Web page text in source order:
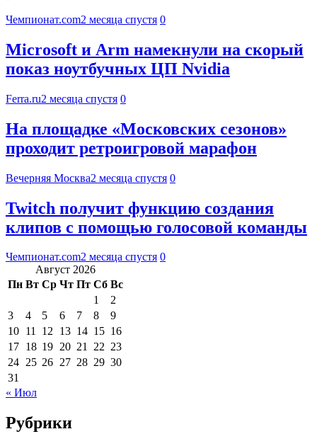
Чемпионат.com2 месяца спустя 0
Microsoft и Arm намекнули на скорый
показ ноутбучных ЦП Nvidia
Ferra.ru2 месяца спустя 0
На площадке «Московских сезонов»
проходит ретроигровой марафон
Вечерняя Москва2 месяца спустя 0
Twitch получит функцию создания
клипов с помощью голосовой команды
Чемпионат.com2 месяца спустя 0
Август 2026
Пн Вт Ср Чт Пт Сб Вс
1
2
3
4 5 6 7 8
9
10 11 12 13 14 15 16
17 18 19 20 21 22 23
24 25 26 27 28 29 30
31
« Июл
Рубрики